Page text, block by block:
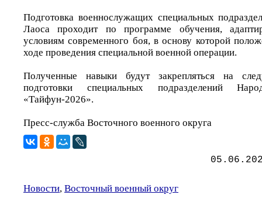
Подготовка военнослужащих специальных
Лаоса проходит по программе обучения,
условиям современного боя, в основу которой
ходе проведения специальной военной операции.
Полученные навыки будут закрепляться на
подготовки специальных подразделений
«Тайфун-2026».
Пресс-служба Восточного военного округа
Новости, Восточный военный округ